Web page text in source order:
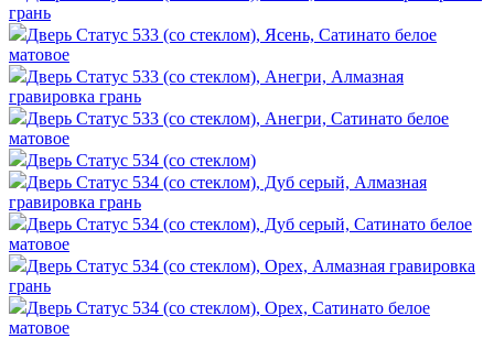
грань
Дверь Статус 533 (со стеклом), Ясень, Сатинато белое
матовое
Дверь Статус 533 (со стеклом), Анегри, Алмазная
гравировка грань
Дверь Статус 533 (со стеклом), Анегри, Сатинато белое
матовое
Дверь Статус 534 (со стеклом)
Дверь Статус 534 (со стеклом), Дуб серый, Алмазная
гравировка грань
Дверь Статус 534 (со стеклом), Дуб серый, Сатинато белое
матовое
Дверь Статус 534 (со стеклом), Орех, Алмазная гравировка
грань
Дверь Статус 534 (со стеклом), Орех, Сатинато белое
матовое